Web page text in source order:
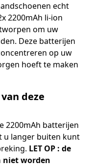
echt
2200mAh li-ion
om uw
Deze batterijen
op uw
hoeft te maken
deze
2200mAh batterijen
u langer buiten kunt
LET OP : de
niet worden